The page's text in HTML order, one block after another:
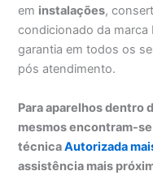
em instalações,
condicionado da marca
garantia em todos os
pós atendimento.
Para aparelhos dentro
mesmos encontram-
técnicaAutorizada
assistência mais